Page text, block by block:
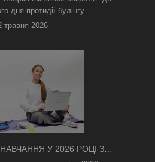
дня протидії булінгу
травня 2026
У 2026 РОЦІ З